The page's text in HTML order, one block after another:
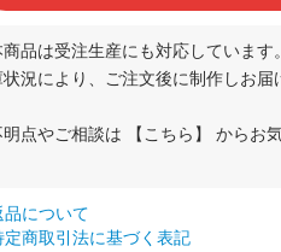
品は受注生産にも対応しています。
況により、ご注文後に制作しお届
明点やご相談は
【こちら】
からお
品について
定商取引法に基づく表記